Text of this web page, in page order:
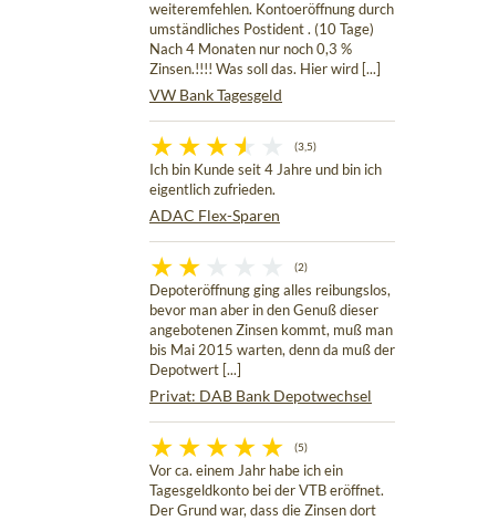
weiteremfehlen. Kontoeröffnung durch
umständliches Postident . (10 Tage)
Nach 4 Monaten nur noch 0,3 %
Zinsen.!!!! Was soll das. Hier wird [...]
VW Bank Tagesgeld
(3,5)
Ich bin Kunde seit 4 Jahre und bin ich
eigentlich zufrieden.
ADAC Flex-Sparen
(2)
Depoteröffnung ging alles reibungslos,
bevor man aber in den Genuß dieser
angebotenen Zinsen kommt, muß man
bis Mai 2015 warten, denn da muß der
Depotwert [...]
Privat: DAB Bank Depotwechsel
(5)
Vor ca. einem Jahr habe ich ein
Tagesgeldkonto bei der VTB eröffnet.
Der Grund war, dass die Zinsen dort